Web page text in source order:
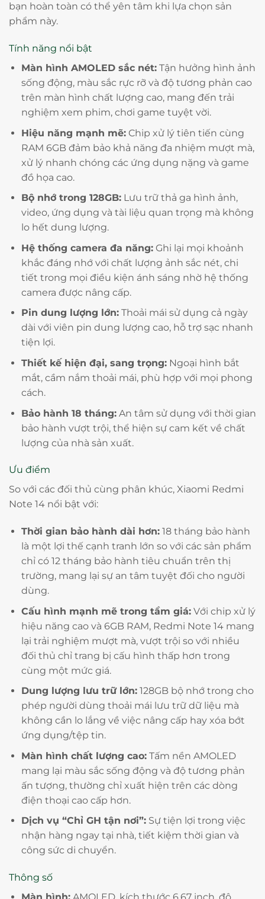
bạn hoàn toàn có thể yên tâm khi lựa chọn sản
phẩm này.
Tính năng nổi bật
Màn hình AMOLED sắc nét:Tận hưởng hình ảnh
sống động, màu sắc rực rỡ và độ tương phản cao
trên màn hình chất lượng cao, mang đến trải
nghiệm xem phim, chơi game tuyệt vời.
Hiệu năng mạnh mẽ:Chip xử lý tiên tiến cùng
RAM 6GB đảm bảo khả năng đa nhiệm mượt mà,
xử lý nhanh chóng các ứng dụng nặng và game
đồ họa cao.
Bộ nhớ trong 128GB:Lưu trữ thả ga hình ảnh,
video, ứng dụng và tài liệu quan trọng mà không
lo hết dung lượng.
Hệ thống camera đa năng:Ghi lại mọi khoảnh
khắc đáng nhớ với chất lượng ảnh sắc nét, chi
tiết trong mọi điều kiện ánh sáng nhờ hệ thống
camera được nâng cấp.
Pin dung lượng lớn:Thoải mái sử dụng cả ngày
dài với viên pin dung lượng cao, hỗ trợ sạc nhanh
tiện lợi.
Thiết kế hiện đại, sang trọng:Ngoại hình bắt
mắt, cầm nắm thoải mái, phù hợp với mọi phong
cách.
Bảo hành 18 tháng:An tâm sử dụng với thời gian
bảo hành vượt trội, thể hiện sự cam kết về chất
lượng của nhà sản xuất.
Ưu điểm
So với các đối thủ cùng phân khúc, Xiaomi Redmi
Note 14 nổi bật với:
Thời gian bảo hành dài hơn:18 tháng bảo hành
là một lợi thế cạnh tranh lớn so với các sản phẩm
chỉ có 12 tháng bảo hành tiêu chuẩn trên thị
trường, mang lại sự an tâm tuyệt đối cho người
dùng.
Cấu hình mạnh mẽ trong tầm giá:Với chip xử lý
hiệu năng cao và 6GB RAM, Redmi Note 14 mang
lại trải nghiệm mượt mà, vượt trội so với nhiều
đối thủ chỉ trang bị cấu hình thấp hơn trong
cùng một mức giá.
Dung lượng lưu trữ lớn:128GB bộ nhớ trong cho
phép người dùng thoải mái lưu trữ dữ liệu mà
không cần lo lắng về việc nâng cấp hay xóa bớt
ứng dụng/tệp tin.
Màn hình chất lượng cao:Tấm nền AMOLED
mang lại màu sắc sống động và độ tương phản
ấn tượng, thường chỉ xuất hiện trên các dòng
điện thoại cao cấp hơn.
Dịch vụ “Chỉ GH tận nơi”:Sự tiện lợi trong việc
nhận hàng ngay tại nhà, tiết kiệm thời gian và
công sức di chuyển.
Thông số